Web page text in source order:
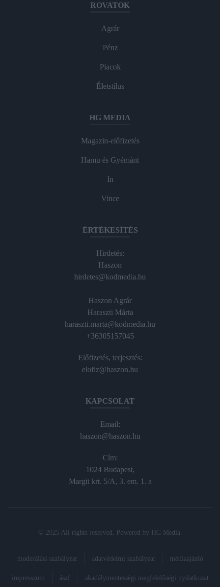
ROVATOK
Agrár
Pénz
Piacok
Életstílus
HG MEDIA
Magazin-előfizetés
Hamu és Gyémánt
In
Vince
ÉRTÉKESÍTÉS
Hirdetés:
Haszon
hirdetes@kodmedia.hu
Haszon Agrár
Haraszti Márta
haraszti.marta@kodmedia.hu
+36305157045
Előfizetés, terjesztés:
elofiz@haszon.hu
KAPCSOLAT
Email:
haszon@haszon.hu
Cím:
1024 Budapest,
Margit krt. 5/A, 3. em. 1. a
© 2025 All rights reserved. Powered by HG Media
moderálási szabályzat adatvédelmi szabályzat médiaajánló
impresszum ászf akadálymentességi megfelelőségi nyilatkozat